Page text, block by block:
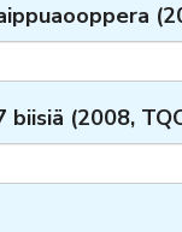
biisiä (2008,